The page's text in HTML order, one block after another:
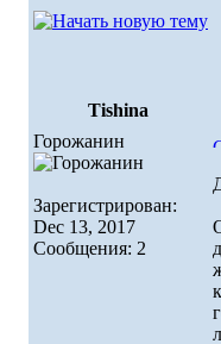
Tishina
Горожанин
Зарегистрирован:
Dec 13, 2017
Сообщения: 2